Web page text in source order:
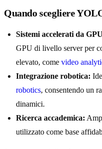
Quando scegliere
Sistemi accelerati da
GPU di livello server per
elevato, come video
Integrazione robotica:
robotics, consentendo un
dinamici.
Ricerca accademica:
utilizzato come base